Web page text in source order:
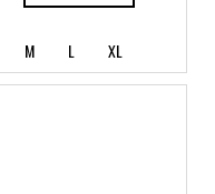
M L XL